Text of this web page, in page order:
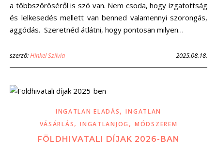
a többszöröséről is szó van. Nem csoda, hogy izgatottság
és lelkesedés mellett van benned valamennyi szorongás,
aggódás. Szeretnéd átlátni, hogy pontosan milyen…
szerző:Hinkel Szilvia 2025.08.18.
INGATLAN ELADÁS,INGATLAN
VÁSÁRLÁS,INGATLANJOG , MÓDSZEREM
FÖLDHIVATALI DÍJAK 2026-BAN